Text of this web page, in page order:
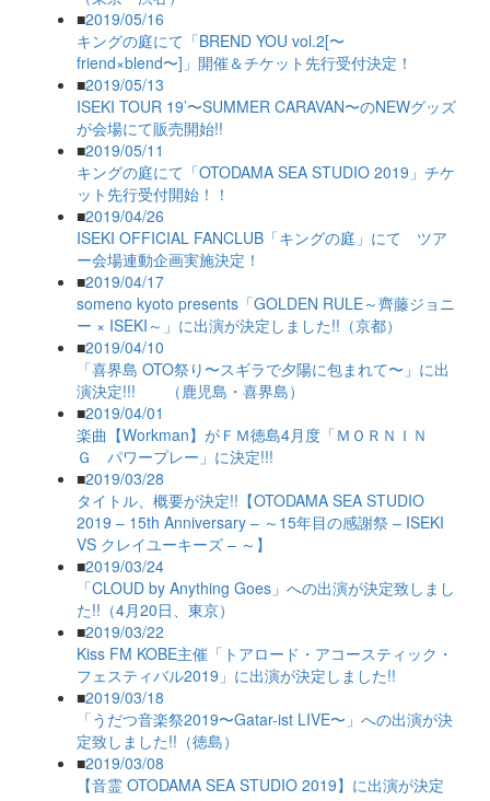
■2019/05/16
キングの庭にて「BREND YOU vol.2[〜
friend×blend〜]」開催＆チケット先行受付決定！
■2019/05/13
ISEKI TOUR 19’〜SUMMER CARAVAN〜のNEWグッズ
が会場にて販売開始!!
■2019/05/11
キングの庭にて「OTODAMA SEA STUDIO 2019」チケ
ット先行受付開始！！
■2019/04/26
ISEKI OFFICIAL FANCLUB「キングの庭」にて ツア
ー会場連動企画実施決定！
■2019/04/17
someno kyoto presents「GOLDEN RULE～齊藤ジョニ
ー × ISEKI～」に出演が決定しました!!（京都）
■2019/04/10
「喜界島 OTO祭り〜スギラで夕陽に包まれて〜」に出
演決定!!! （鹿児島・喜界島）
■2019/04/01
楽曲【Workman】がＦＭ徳島4月度「ＭＯＲＮＩＮ
Ｇ パワープレー」に決定!!!
■2019/03/28
タイトル、概要が決定!!【OTODAMA SEA STUDIO
2019 – 15th Anniversary – ～15年目の感謝祭 – ISEKI
VS クレイユーキーズ – ～】
■2019/03/24
「CLOUD by Anything Goes」への出演が決定致しまし
た!!（4月20日、東京）
■2019/03/22
Kiss FM KOBE主催「トアロード・アコースティック・
フェスティバル2019」に出演が決定しました!!
■2019/03/18
「うだつ音楽祭2019〜Gatar-ist LIVE〜」への出演が決
定致しました!!（徳島）
■2019/03/08
【音霊 OTODAMA SEA STUDIO 2019】に出演が決定